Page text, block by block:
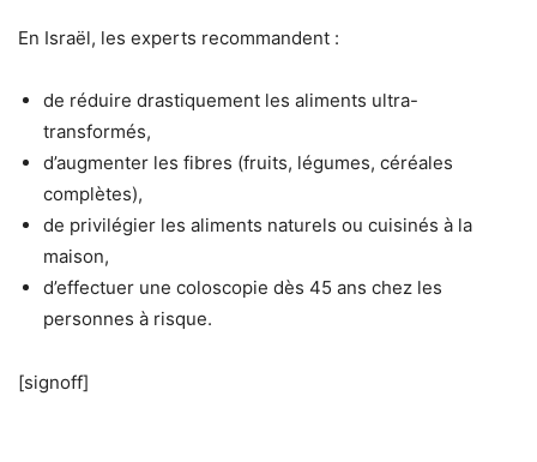
En Israël, les experts recommandent :
de réduire drastiquement les aliments ultra-
transformés,
d’augmenter les fibres (fruits, légumes, céréales
complètes),
de privilégier les aliments naturels ou cuisinés à la
maison,
d’effectuer une coloscopie dès 45 ans chez les
personnes à risque.
[signoff]